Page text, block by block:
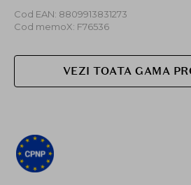
Cod EAN: 8809913831273
Cod memoX: F76536
VEZI TOATA GAMA